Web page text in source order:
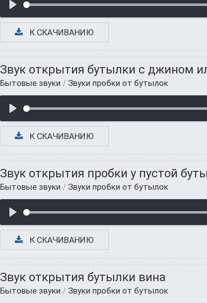
К СКАЧИВАНИЮ
Звук открытия бутылки с джином
Бытовые звуки / Звуки пробки от бутылок
К СКАЧИВАНИЮ
Звук открытия пробки у пустой
Бытовые звуки / Звуки пробки от бутылок
К СКАЧИВАНИЮ
Звук открытия бутылки вина
Бытовые звуки / Звуки пробки от бутылок